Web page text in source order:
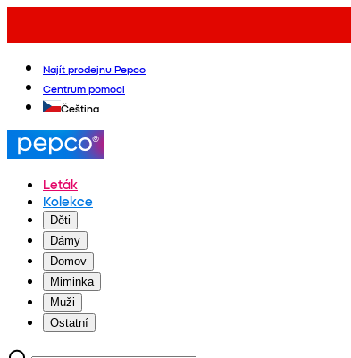
Najít prodejnu Pepco
Centrum pomoci
Čeština
Leták
Kolekce
Děti
Dámy
Domov
Miminka
Muži
Ostatní